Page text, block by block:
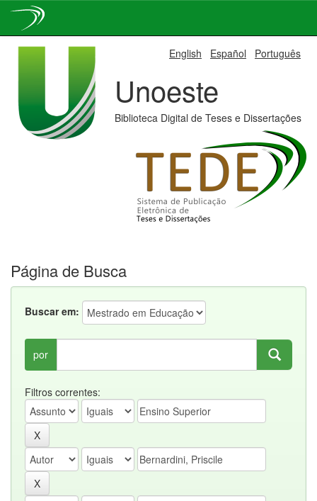
English Español Português
Unoeste
Biblioteca Digital de Teses e Dissertações
Página de Busca
Buscar em:
por
Filtros correntes: